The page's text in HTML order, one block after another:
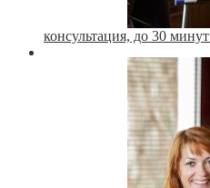
консультация, до 30 минут